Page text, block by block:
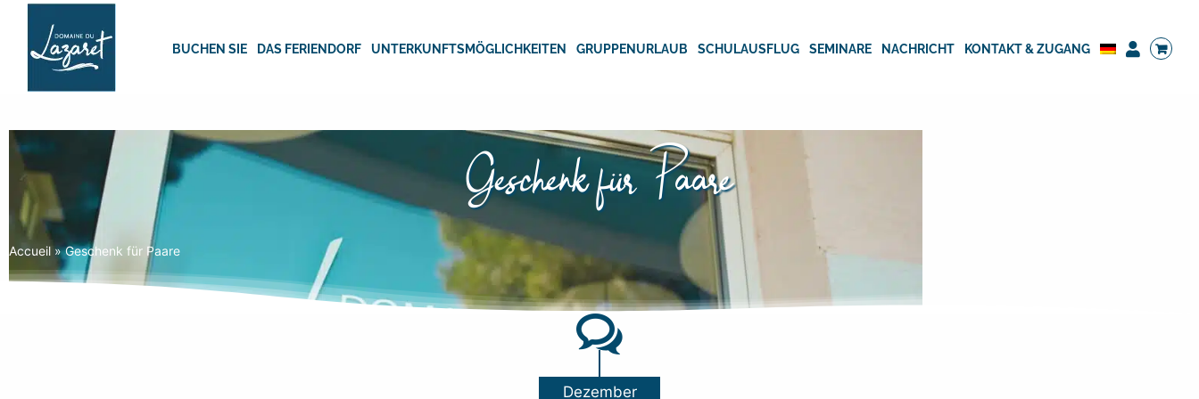
Skip
content
BUCHEN SIE DAS FERIENDORF UNTERKUNFTSMÖGLICHKEITEN GRUPPENURLAUB SCHULAUSFLUG SEMINARE NACHRICHT KONTAKT & ZUGANG
Geschenk für Paare
Accueil»Geschenk für Paare
Dezember